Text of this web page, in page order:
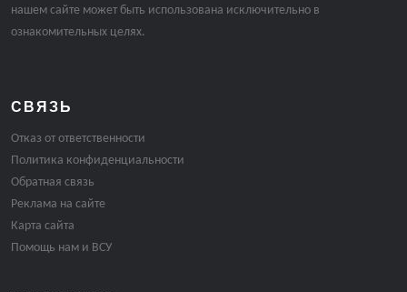
нашем сайте может быть использована исключительно в
ознакомительных целях.
СВЯЗЬ
Отказ от ответственности
Политика конфиденциальности
Обратная связь
Реклама на сайте
Карта сайта
Помощь нам и ВСУ